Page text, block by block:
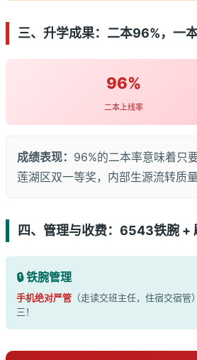
三、升学成果：二本96%，一
96%
二本上线率
成绩表现： 96%的二本率意味着只
莲湖区双一等奖，内部生源流转质量
四、管理与收费：6543铁腕 +
🔒 铁腕管理
手机绝对严管 （走读交班主任，住宿交宿管
三！